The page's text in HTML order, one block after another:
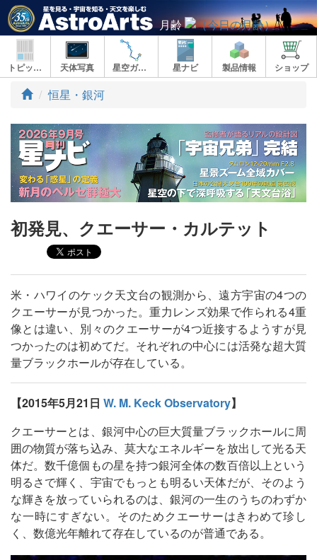
月齢
トピックス 天体写真 星空ガイド 星ナビ 製品情報 ショップ
ト
プ
恒星・銀河
初発見、クエーサー・カルテット
米・ハワイのケック天文台の観測から、遠方宇宙の4つの
クエーサーが見つかった。重力レンズ効果で作られる4重
像とは違い、別々のクエーサーが4つ近接するようすが見
つかったのは初めてだ。それぞれの中心には活発な超大質
量ブラックホールが存在している。
【2015年5月21日 W. M. Keck Observatory】
クエーサーとは、銀河中心の巨大質量ブラックホールに周
囲の物質が落ち込み、莫大なエネルギーを放出して光る天
体だ。数千億個もの星を持つ銀河全体の数百倍以上という
明るさで輝く、宇宙でもっとも明るい天体だが、そのよう
な輝きを放っていられるのは、銀河の一生のうちのわずか
な一時にすぎない。そのためクエーサーはきわめて珍し
く、数億光年離れて存在しているのが普通である。